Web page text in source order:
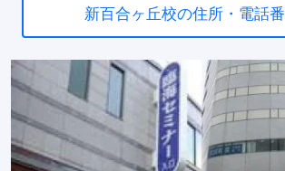
新百合ヶ丘校の住所・電話